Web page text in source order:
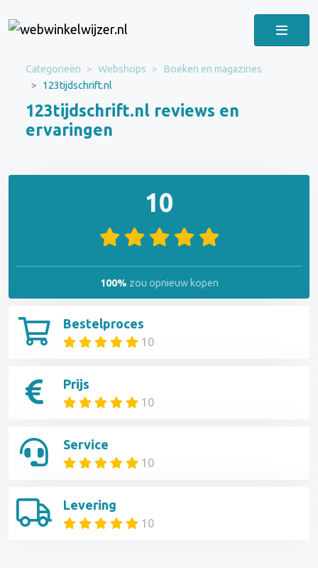
Categorieën Webshops
Boeken en magazines
123tijdschrift.nl
123tijdschrift.nl reviews en
ervaringen
Bestelproces
10
Prijs
10
Service
10
Levering
10
10
100% zou opnieuw kopen